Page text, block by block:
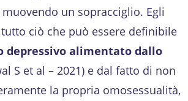
un sopracciglio. Egli
ciò che può essere definibile
depressivo alimentato dallo
S et al – 2021) e dal fatto di non
la propria omosessualità,